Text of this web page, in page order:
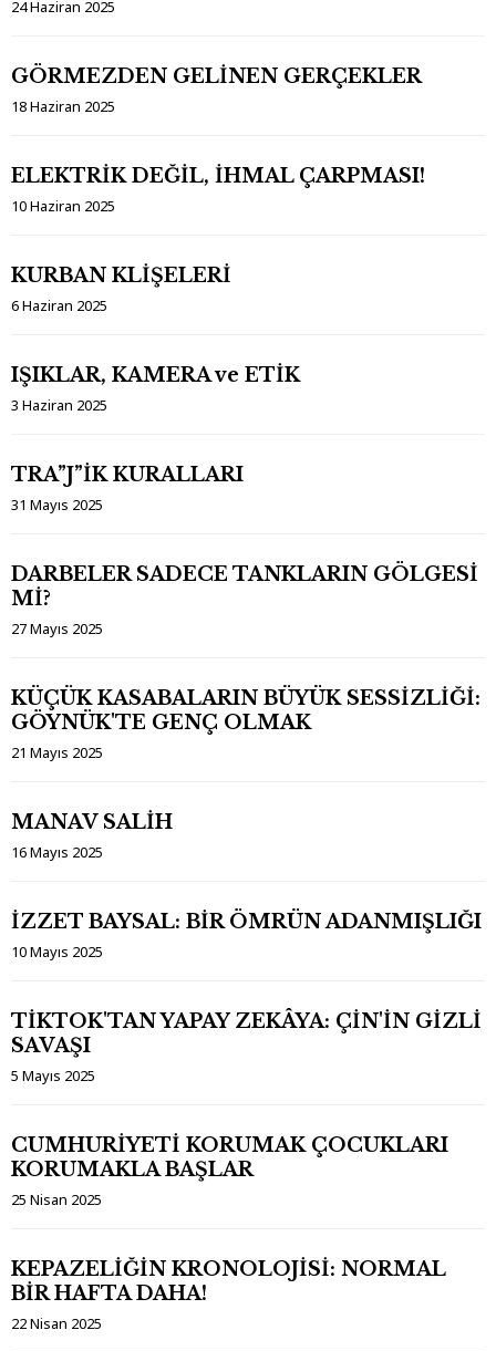
24 Haziran 2025
GÖRMEZDEN GELİNEN GERÇEKLER
18 Haziran 2025
ELEKTRİK DEĞİL, İHMAL ÇARPMASI!
10 Haziran 2025
KURBAN KLİŞELERİ
6 Haziran 2025
IŞIKLAR, KAMERA ve ETİK
3 Haziran 2025
TRA”J”İK KURALLARI
31 Mayıs 2025
DARBELER SADECE TANKLARIN GÖLGESİ
Mİ?
27 Mayıs 2025
KÜÇÜK KASABALARIN BÜYÜK SESSİZLİĞİ:
GÖYNÜK'TE GENÇ OLMAK
21 Mayıs 2025
MANAV SALİH
16 Mayıs 2025
İZZET BAYSAL: BİR ÖMRÜN ADANMIŞLIĞI
10 Mayıs 2025
TİKTOK'TAN YAPAY ZEKÂYA: ÇİN'İN GİZLİ
SAVAŞI​
5 Mayıs 2025
CUMHURİYETİ KORUMAK ÇOCUKLARI
KORUMAKLA BAŞLAR​
25 Nisan 2025
KEPAZELİĞİN KRONOLOJİSİ: NORMAL
BİR HAFTA DAHA!
22 Nisan 2025